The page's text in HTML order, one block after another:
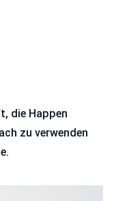
die Happen
zu verwenden